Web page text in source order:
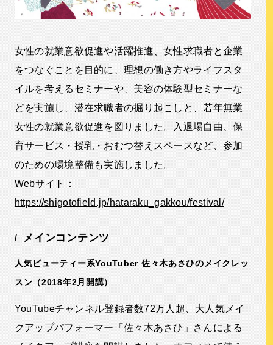
女性の就業意欲促進や活躍推進、女性求職者と企業
をつなぐことを目的に、理想の働き方やライフスタ
イルを考えるセミナーや、美容の体験型セミナーな
どを実施し、潜在求職者の掘り起こしと、若年無業
女性の就業意欲促進を図りました。入退場自由、保
育サービス・授乳・おむつ替えスペースなど、参加
のための環境整備も実施しました。
Webサイト：
https://shigotofield.jp/hataraku_gakkou/festival/
メインコンテンツ
人気ビューティー系YouTuber 佐々木あさひのメイクレッ
スン（2018年2月開講）
YouTubeチャンネル登録者数72万人超、大人気メイ
クアップパフォーマー「佐々木あさひ」さんによる